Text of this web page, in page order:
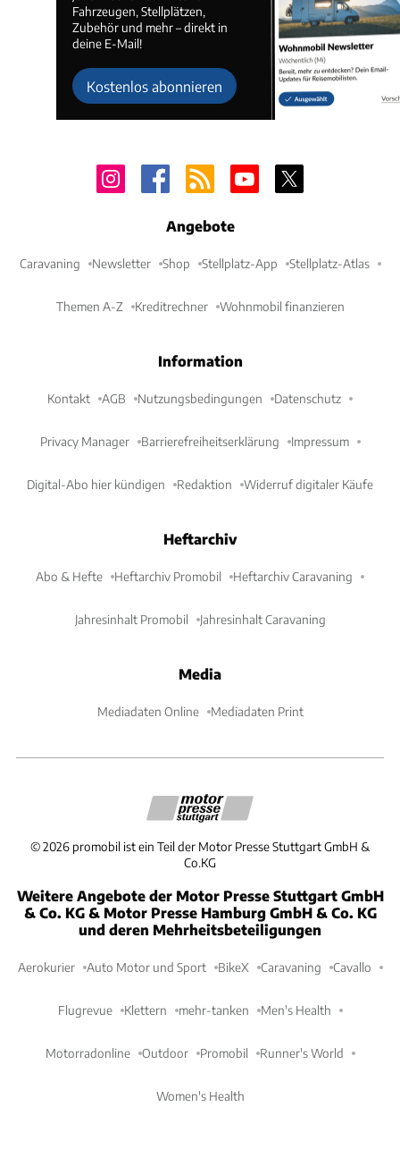
Fahrzeugen, Stellplätzen,
Zubehör und mehr – direkt in
deine E-Mail!
Kostenlos abonnieren
Angebote
Caravaning Newsletter Shop Stellplatz-App Stellplatz-Atlas
Themen A-Z Kreditrechner Wohnmobil finanzieren
Information
Kontakt AGB Nutzungsbedingungen Datenschutz
Privacy Manager Barrierefreiheitserklärung Impressum
Digital-Abo hier kündigen Redaktion Widerruf digitaler Käufe
Heftarchiv
Abo & Hefte Heftarchiv Promobil Heftarchiv Caravaning
Jahresinhalt Promobil Jahresinhalt Caravaning
Media
Mediadaten Online Mediadaten Print
©2026 promobil ist ein Teil der Motor Presse Stuttgart GmbH &
Co.KG
Weitere Angebote der Motor Presse Stuttgart GmbH
& Co. KG & Motor Presse Hamburg GmbH & Co. KG
und deren Mehrheitsbeteiligungen
Aerokurier Auto Motor und Sport BikeX Caravaning Cavallo
Flugrevue Klettern mehr-tanken Men's Health
Motorradonline Outdoor Promobil Runner's World
Women's Health